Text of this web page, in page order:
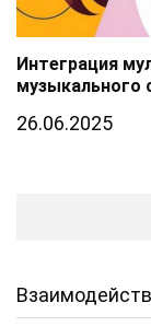
Интеграция
музыкального
26.06.2025